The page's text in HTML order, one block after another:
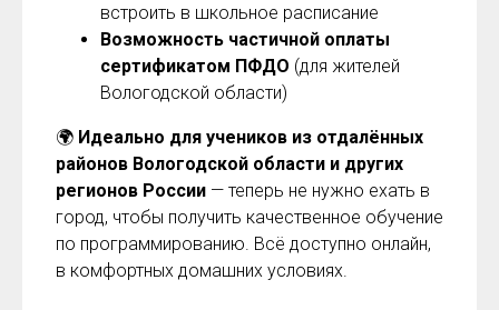
встроить в школьное расписание
Возможность частичной оплаты
сертификатом ПФДО (для жителей
Вологодской области)
🌍 Идеально для учеников из отдалённых
районов Вологодской области и других
регионов России — теперь не нужно ехать в
город, чтобы получить качественное обучение
по программированию. Всё доступно онлайн,
в комфортных домашних условиях.